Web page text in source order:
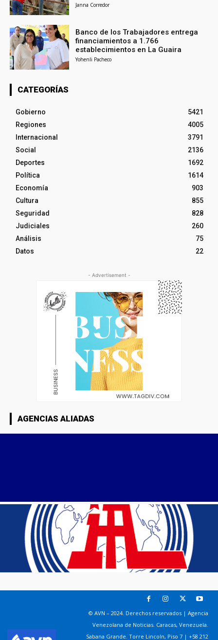
Janna Corredor
Banco de los Trabajadores entrega
financiamientos a 1.766
establecimientos en La Guaira
Yohenli Pacheco
CATEGORÍAS
Gobierno
5421
Regiones
4005
Internacional
3791
Social
2136
Deportes
1692
Política
1614
Economía
903
Cultura
855
Seguridad
828
Judiciales
260
Análisis
75
Datos
22
- Advertisement -
AGENCIAS ALIADAS
© AVN – 2024. Derechos reservados | Agencia
Venezolana de Noticias. Caracas, Venezuela.
Sabana Grande. Torre Lincoln, Piso 7 | +58 212